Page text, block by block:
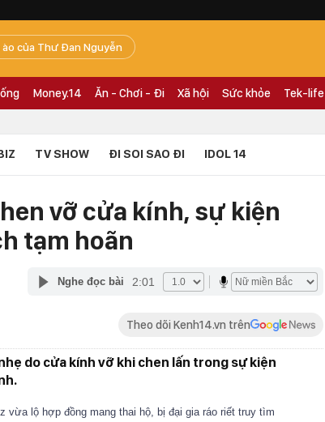
ào của Thư Đan Nguyễn
Money.14 Ăn - Chơi - Đi Xã hội Sức khỏe Tek-life
TV SHOW ĐI SOI SAO ĐI IDOL 14
vỡ cửa kính, sự kiện
tạm hoãn
Nghe đọc bài 2:01
Theo dõi Kenh14.vn trên
do cửa kính vỡ khi chen lấn trong sự kiện
vừa lộ hợp đồng mang thai hộ, bị đại gia ráo riết truy tìm